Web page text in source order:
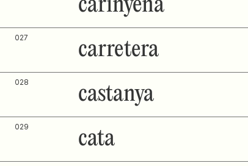
027 carretera
028 castanya
029 cata